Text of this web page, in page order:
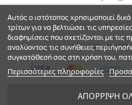
Αρ. Γ.Ε.ΜΗ:
Αυτός ο ιστότοπος χρησιμοποιεί
τρίτων για να βελτιώσει τις
διαφημίσεις που σχετίζονται με τις
αναλύοντας τις συνήθειες
συγκατάθεσή σας στη χρήση του,
Περισσότερες πληροφορίες
ΑΠΌΡΡΙΨΗ
eShop by Synergic